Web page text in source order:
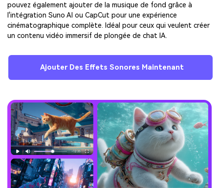
pouvez également ajouter de la musique de fond grâce à
l'intégration Suno AI ou CapCut pour une expérience
cinématographique complète. Idéal pour ceux qui veulent créer
un contenu vidéo immersif de plongée de chat IA.
Ajouter Des Effets Sonores Maintenant